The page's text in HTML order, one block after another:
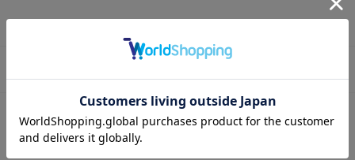
お気に入り商品を確認する
ベビー用品TOP ＞ ベビー全商品 ベビー服 ベビー帽子（新生児・乳児）